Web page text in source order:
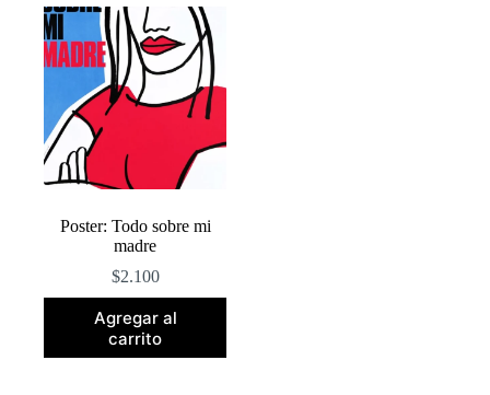
Poster: Todo sobre mi
madre
$2.100
Agregar al
carrito